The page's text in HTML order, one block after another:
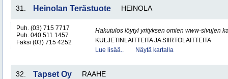
31. Heinolan Terästuote HEINOLA
Puh. (03) 715 7717
Puh. 040 511 1457
Faksi (03) 715 4252
Hakutulos löytyi yrityksen omien www-sivujen
KULJETINLAITTEITA JA SIIRTOLAITTEITA
Lue lisää..
Näytä kartalla
32. Tapset Oy RAAHE